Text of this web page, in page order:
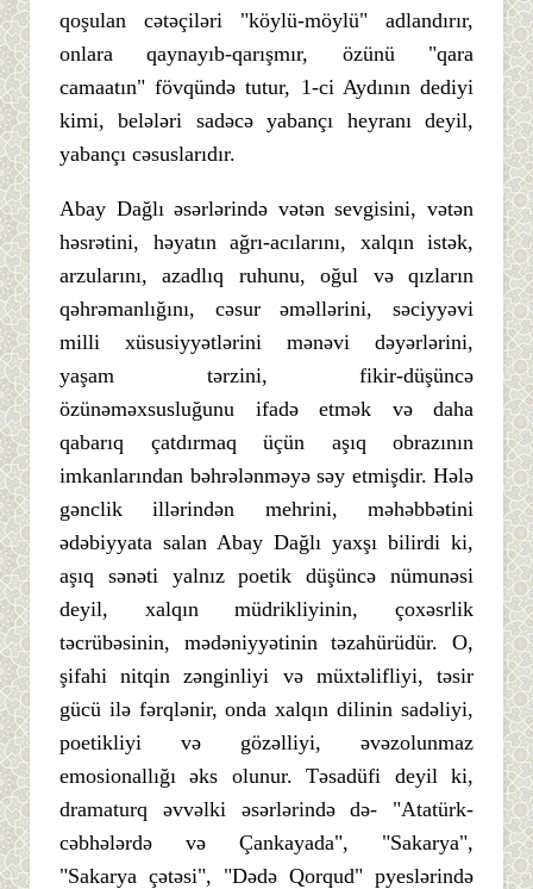
qoşulan cətəçiləri "köylü-möylü" adlandırır,
onlara qaynayıb-qarışmır, özünü "qara
camaatın" fövqündə tutur, 1-ci Aydının dediyi
kimi, belələri sadəcə yabançı heyranı deyil,
yabançı cəsuslarıdır.
Abay Dağlı əsərlərində vətən sevgisini, vətən
həsrətini, həyatın ağrı-acılarını, xalqın istək,
arzularını, azadlıq ruhunu, oğul və qızların
qəhrəmanlığını, cəsur əməllərini, səciyyəvi
milli xüsusiyyətlərini mənəvi dəyərlərini,
yaşam tərzini, fikir-düşüncə
özünəməxsusluğunu ifadə etmək və daha
qabarıq çatdırmaq üçün aşıq obrazının
imkanlarından bəhrələnməyə səy etmişdir. Hələ
gənclik illərindən mehrini, məhəbbətini
ədəbiyyata salan Abay Dağlı yaxşı bilirdi ki,
aşıq sənəti yalnız poetik düşüncə nümunəsi
deyil, xalqın müdrikliyinin, çoxəsrlik
təcrübəsinin, mədəniyyətinin təzahürüdür. O,
şifahi nitqin zənginliyi və müxtəlifliyi, təsir
gücü ilə fərqlənir, onda xalqın dilinin sadəliyi,
poetikliyi və gözəlliyi, əvəzolunmaz
emosionallığı əks olunur. Təsadüfi deyil ki,
dramaturq əvvəlki əsərlərində də- "Atatürk-
cəbhələrdə və Çankayada", "Sakarya",
"Sakarya çətəsi", "Dədə Qorqud" pyeslərində